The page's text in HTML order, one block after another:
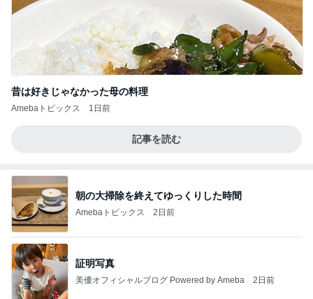
昔は好きじゃなかった母の料理
Amebaトピックス 1日前
記事を読む
朝の大掃除を終えてゆっくりした時間
Amebaトピックス 2日前
証明写真
美優オフィシャルブログ Powered by Ameba 2日前